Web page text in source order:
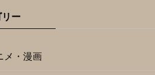
リー
メ・漫画